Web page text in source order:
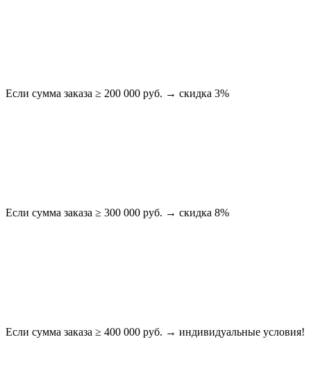
Если сумма заказа ≥ 200 000 руб. → скидка 3%
Если сумма заказа ≥ 300 000 руб. → скидка 8%
Если сумма заказа ≥ 400 000 руб. → индивидуальные условия!